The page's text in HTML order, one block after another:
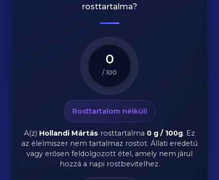
rosttartalma?
0
/ 100
Rosttartalom nélküli
A(z) Hollandi Mártás rosttartalma 0 g / 100g. Ez
az élelmiszer nem tartalmaz rostot. Állati eredetű
vagy erősen feldolgozott étel, amely nem járul
hozzá a napi rostbevitelhez.